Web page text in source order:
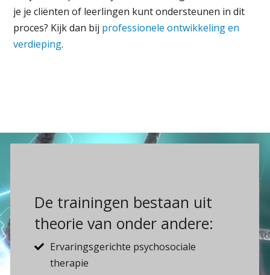
je je cliënten of leerlingen kunt ondersteunen in dit
proces? Kijk dan bij professionele ontwikkeling en
verdieping.
De trainingen bestaan uit
theorie van onder andere:
Ervaringsgerichte psychosociale
therapie